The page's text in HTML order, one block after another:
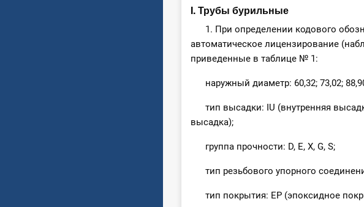
I. Трубы бурильные
1. При определении кодового
автоматическое лицензирование
приведенные в таблице № 1:
наружный диаметр: 60,32; 73,02;
тип высадки: IU (внутренняя
высадка);
группа прочности: D, E, X, G, S;
тип резьбового упорного
тип покрытия: ЕР (эпоксидное